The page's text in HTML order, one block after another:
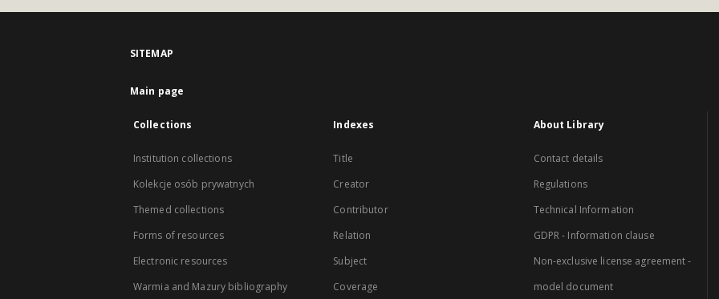
SITEMAP
Main page
Collections
Institution collections
Kolekcje osób prywatnych
Themed collections
Forms of resources
Electronic resources
Warmia and Mazury bibliography
Indexes
Title
Creator
Contributor
Relation
Subject
Coverage
About Library
Contact details
Regulations
Technical Information
GDPR - Information clause
Non-exclusive license agreement -
model document